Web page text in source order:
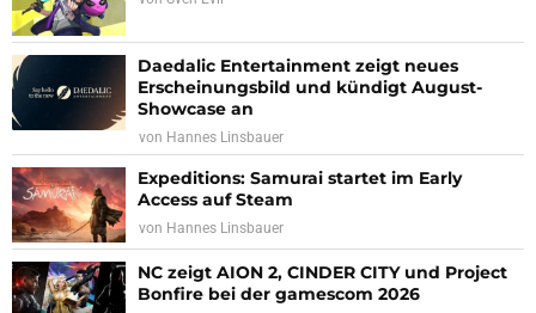
Daedalic Entertainment zeigt neues
Erscheinungsbild und kündigt August-
Showcase an
von Hannes Linsbauer
Expeditions: Samurai startet im Early
Access auf Steam
von Hannes Linsbauer
NC zeigt AION 2, CINDER CITY und Project
Bonfire bei der gamescom 2026